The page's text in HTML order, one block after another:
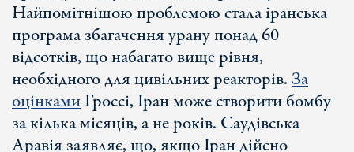
Найпомітнішою проблемою стала іранська
програма збагачення урану понад 60
відсотків, що набагато вище рівня,
необхідного для цивільних реакторів.За
оцінкамиГроссі, Іран може створити бомбу
за кілька місяців, а не років. Саудівська
Аравія заявляє, що, якщо Іран дійсно